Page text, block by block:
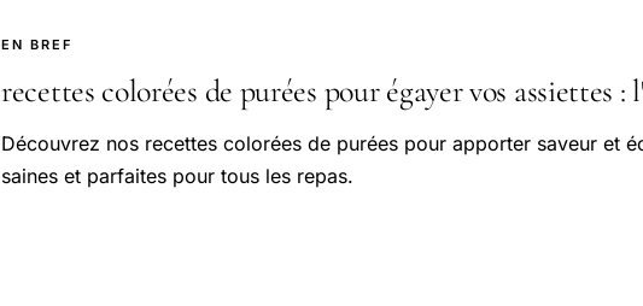
EN BREF
recettes colorées de purées pour égayer vos assiettes
Découvrez nos recettes colorées de purées pour apporter saveur et
saines et parfaites pour tous les repas.